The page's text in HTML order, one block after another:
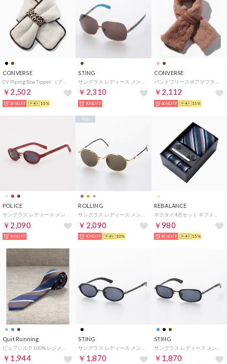
CONVERSE
￥2,502
35%OFF 15%
STING
￥2,310
90%OFF
CONVERSE
￥2,112
40%OFF 15%
POLICE
サングラス レディース メンズ （ダークレッド）
￥2,090
90%OFF
ROLLING
サングラス レディース メンズ （ゴールド）
￥2,090
予約
90%OFF 10%
REBALANCE
ネクタイ4点セット ギフトボックス プレゼント （M）
￥980
85%OFF 15%
Quit Running
￥1,944
STING
￥1,870
STING
￥1,870